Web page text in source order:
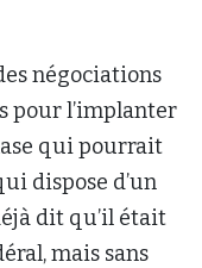
négociations
pour l’implanter
qui pourrait
dispose d’un
dit qu’il était
mais sans